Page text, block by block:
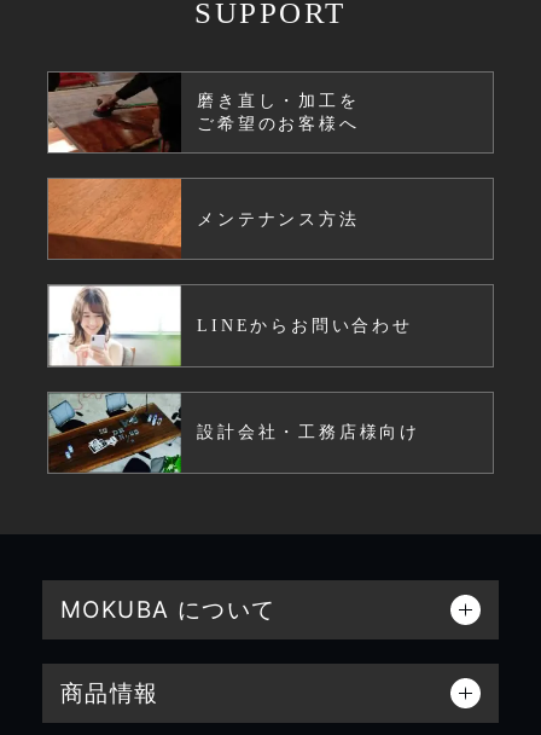
SUPPORT
磨き直し・加工を
ご希望のお客様へ
メンテナンス方法
LINEからお問い合わせ
設計会社・工務店様向け
MOKUBA について
商品情報